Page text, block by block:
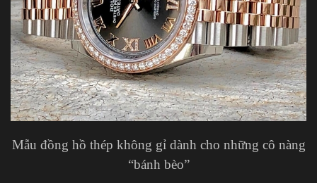
Mẫu đồng hồ thép không gỉ dành cho những cô nàng
“bánh bèo”